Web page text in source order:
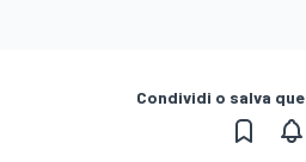
Condividi o salva